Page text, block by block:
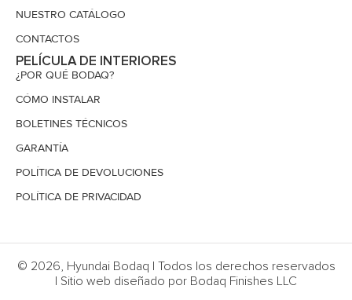
NUESTRO CATÁLOGO
CONTACTOS
PELÍCULA DE INTERIORES
¿POR QUÉ BODAQ?
CÓMO INSTALAR
BOLETINES TÉCNICOS
GARANTÍA
POLÍTICA DE DEVOLUCIONES
POLÍTICA DE PRIVACIDAD
© 2026, Hyundai Bodaq | Todos los derechos reservados
| Sitio web diseñado por Bodaq Finishes LLC